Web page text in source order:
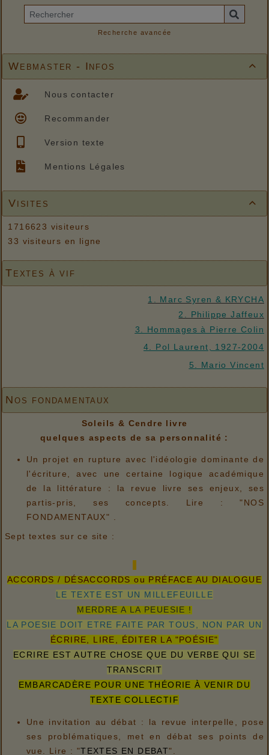
Recherche avancée

Webmaster - Infos
Nous contacter
Recommander
Version texte
Mentions Légales

Visites
1716623 visiteurs
33 visiteurs en ligne
Textes à vif
1. Marc Syren & KRYCHA
2. Philippe Jaffeux
3. Hommages à Pierre Colin
4. Pol Laurent, 1927-2004
5. Mario Vincent
Nos fondamentaux
Soleils & Cendre livre
quelques aspects de sa personnalité :
Un projet en rupture avec l'idéologie dominante de
l'écriture, avec une certaine logique académique
de la littérature : la revue livre ses enjeux, ses
partis-pris, ses concepts. Lire : "NOS
FONDAMENTAUX" .
Sept textes sur ce site :
ACCORDS / DÉSACCORDS ou PRÉFACE AU DIALOGUE
LE TEXTE EST UN MILLEFEUILLE
MERDRE A LA PEUESIE !
LA POESIE DOIT ETRE FAITE PAR TOUS, NON PAR UN
ÉCRIRE, LIRE, ÉDITER LA "POÉSIE"
ECRIRE EST AUTRE CHOSE QUE DU VERBE QUI SE
TRANSCRIT
EMBARCADÈRE POUR UNE THÉORIE À VENIR DU
TEXTE COLLECTIF
Une invitation au débat : la revue interpelle, pose
ses problématiques, met en débat ses points de
vue. Lire : "TEXTES EN DEBAT".